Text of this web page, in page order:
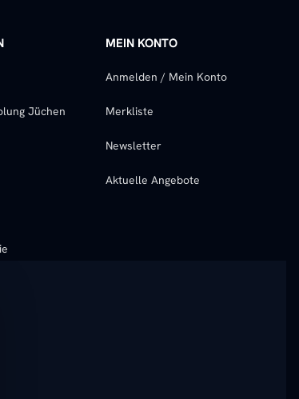
Jüchen
MEIN KONTO
Anmelden / Mein Konto
Merkliste
Newsletter
Aktuelle Angebote